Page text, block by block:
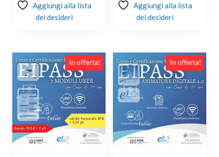
Aggiungi alla lista
dei desideri
Aggiungi alla lista
dei desideri
In offerta! In offerta!